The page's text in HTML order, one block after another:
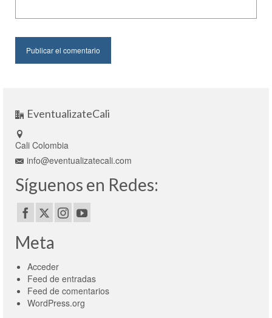
EventualizateCali
Cali Colombia
info@eventualizatecali.com
Síguenos en Redes:
Meta
Acceder
Feed de entradas
Feed de comentarios
WordPress.org